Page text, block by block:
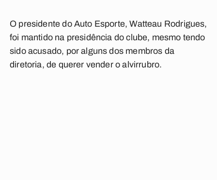
O presidente do Auto Esporte, Watteau Rodrigues,
foi mantido na presidência do clube, mesmo tendo
sido acusado, por alguns dos membros da
diretoria, de querer vender o alvirrubro.